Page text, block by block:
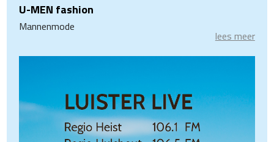
U-MEN fashion
Mannenmode
lees meer